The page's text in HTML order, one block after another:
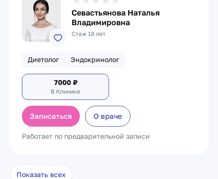
Севастьянова Наталья
Владимировна
Стаж 18 лет
Диетолог Эндокринолог
7000₽
В Клинике
Записаться О враче
Работает по предварительной записи
Показать всех